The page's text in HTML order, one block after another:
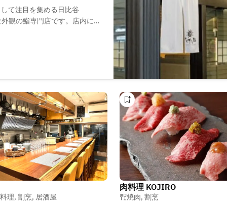
て注目を集める日比谷
観の鮨専門店です。店内に入
理, 割烹, 居酒屋
肉料理 KOJIRO
焼肉, 割烹